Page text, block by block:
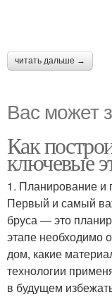
читать дальше →
Вас может
Как
ключевые
1. Планирование и
Первый и самый
бруса — это
этапе необходимо
дом, какие
технологии
в будущем